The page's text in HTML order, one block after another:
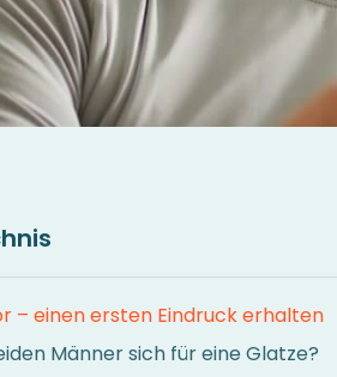
– einen ersten Eindruck erhalten
Männer sich für eine Glatze?